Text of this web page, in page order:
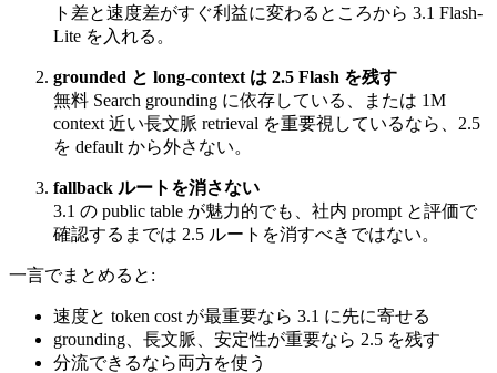
ト差と速度差がすぐ利益に変わるところから 3.1 Flash-
Lite を入れる。
grounded と long-context は 2.5 Flash を残す
無料 Search grounding に依存している、または 1M
context 近い長文脈 retrieval を重要視しているなら、2.5
を default から外さない。
fallback ルートを消さない
3.1 の public table が魅力的でも、社内 prompt と評価で
確認するまでは 2.5 ルートを消すべきではない。
一言でまとめると:
速度と token cost が最重要なら 3.1 に先に寄せる
grounding、長文脈、安定性が重要なら 2.5 を残す
分流できるなら両方を使う